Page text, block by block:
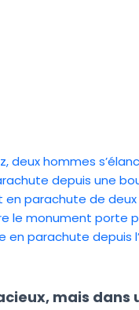
deux hommes
depuis une
en parachute de
le monument porte
en parachute depuis
mais dans